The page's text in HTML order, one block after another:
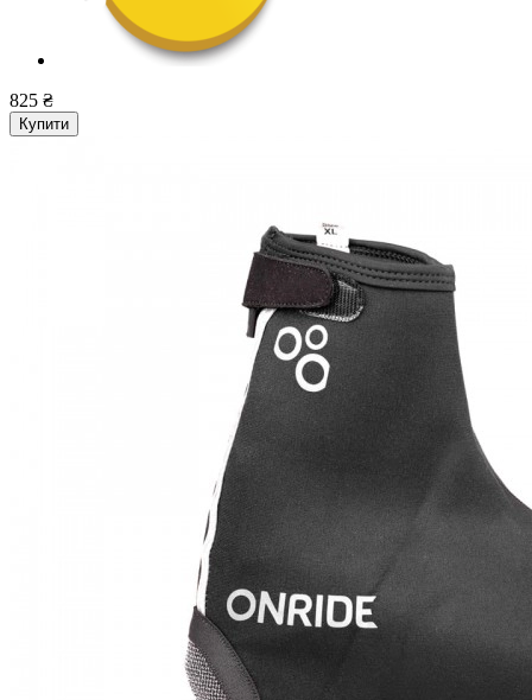
825 ₴
Купити